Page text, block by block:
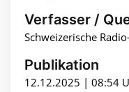
Verfasser /
Schweizerische
Publikation
12.12.2025 | 08:54